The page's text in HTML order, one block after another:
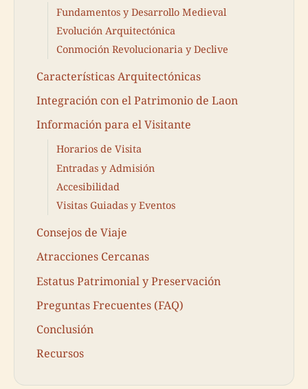
Fundamentos y Desarrollo Medieval
Evolución Arquitectónica
Conmoción Revolucionaria y Declive
Características Arquitectónicas
Integración con el Patrimonio de Laon
Información para el Visitante
Horarios de Visita
Entradas y Admisión
Accesibilidad
Visitas Guiadas y Eventos
Consejos de Viaje
Atracciones Cercanas
Estatus Patrimonial y Preservación
Preguntas Frecuentes (FAQ)
Conclusión
Recursos